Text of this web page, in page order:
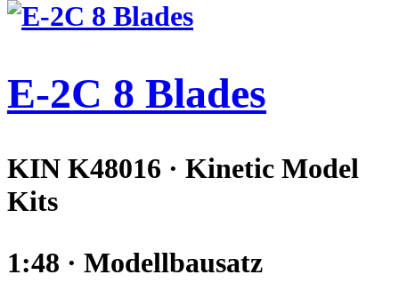
E-2C 8 Blades
KIN K48016 · Kinetic Model
Kits
1:48 · Modellbausatz